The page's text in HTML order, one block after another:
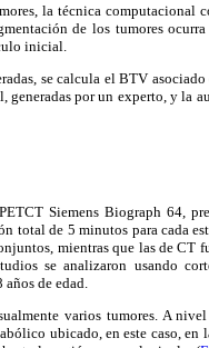
la técnica computacional
de los tumores
inicial.
se calcula el BTV
generadas por un experto, y la
Siemens Biograph 64,
de 5 minutos para cada
mientras que las de CT
se analizaron usando
de edad.
varios tumores. A
ubicado, en este caso,